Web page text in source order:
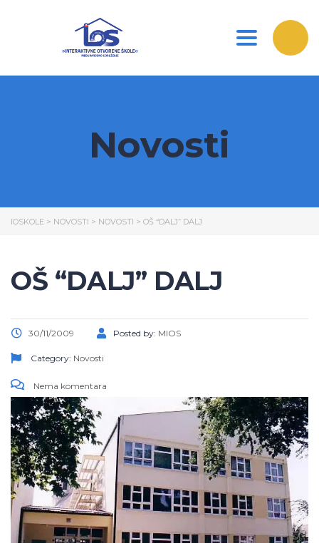
Toggle
Novosti
IOSKOLE > NOVOSTI > NOVOSTI > OŠ “DALJ” DALJ
OŠ “DALJ” DALJ
30/11/2009 Posted by: MIOS
Category: Novosti
Nema komentara